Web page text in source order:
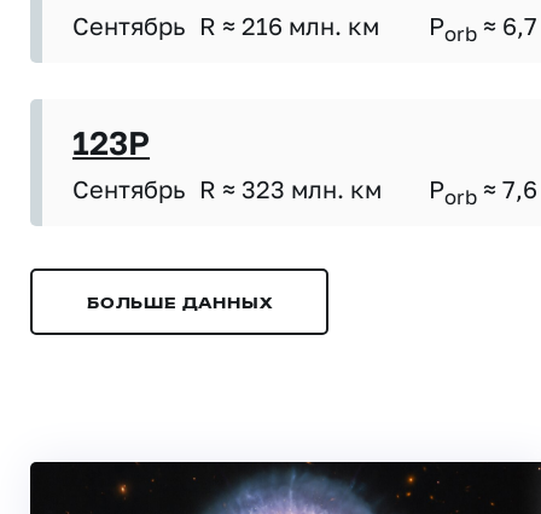
Сентябрь R ≈ 216 млн. км Porb ≈ 6,7
123P
Сентябрь R ≈ 323 млн. км Porb ≈ 7,6
БОЛЬШЕ ДАННЫХ